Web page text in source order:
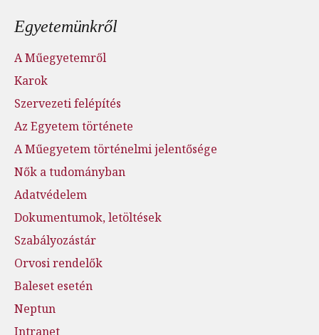
Lábléc menü
Egyetemünkről
A Műegyetemről
Karok
Szervezeti felépítés
Az Egyetem története
A Műegyetem történelmi jelentősége
Nők a tudományban
Adatvédelem
Dokumentumok, letöltések
Szabályozástár
Orvosi rendelők
Baleset esetén
Neptun
Intranet